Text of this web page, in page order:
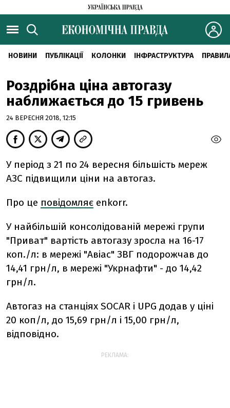
НОВИНИ ПУБЛІКАЦІЇ КОЛОНКИ ІНФРАСТРУКТУРА
Роздрібна ціна автогазу
наближається до 15 гривень
24 ВЕРЕСНЯ 2018, 12:15
У період з 21 по 24 вересня більшість мереж
АЗС підвищили ціни на автогаз.
Про це повідомляє enkorr.
У найбільшій консолідованій мережі групи
"Приват" вартість автогазу зросла на 16-17
коп./л: в мережі "Авіас" ЗВГ подорожчав до
14,41 грн/л, в мережі "Укрнафти" - до 14,42
грн/л.
Автогаз на станціях SOCAR і UPG додав у ціні
20 коп/л, до 15,69 грн/л і 15,00 грн/л,
відповідно.
РЕКЛАМА: